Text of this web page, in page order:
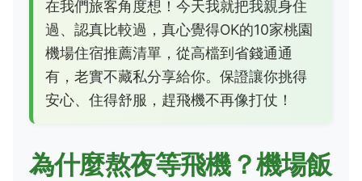
在我們旅客角度想！今天我就把我親身住
過、認真比較過，真心覺得OK的10家桃園
機場住宿推薦清單，從高檔到省錢通通
有，老實不藏私分享給你。保證讓你挑得
安心、住得舒服，趕飛機不再像打仗！
為什麼熬夜等飛機？機場飯